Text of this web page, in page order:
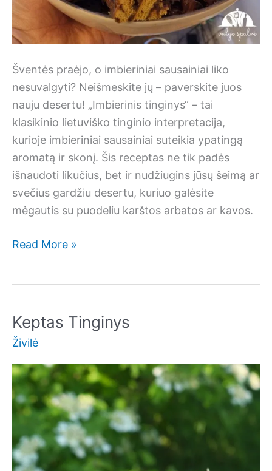
Šventės praėjo, o imbieriniai sausainiai liko
nesuvalgyti? Neišmeskite jų – paverskite juos
nauju desertu! „Imbierinis tinginys“ – tai
klasikinio lietuviško tinginio interpretacija,
kurioje imbieriniai sausainiai suteikia ypatingą
aromatą ir skonį. Šis receptas ne tik padės
išnaudoti likučius, bet ir nudžiugins jūsų šeimą ar
svečius gardžiu desertu, kuriuo galėsite
mėgautis su puodeliu karštos arbatos ar kavos.
Imbierinis
Read More »
Keptas Tinginys
Živilė